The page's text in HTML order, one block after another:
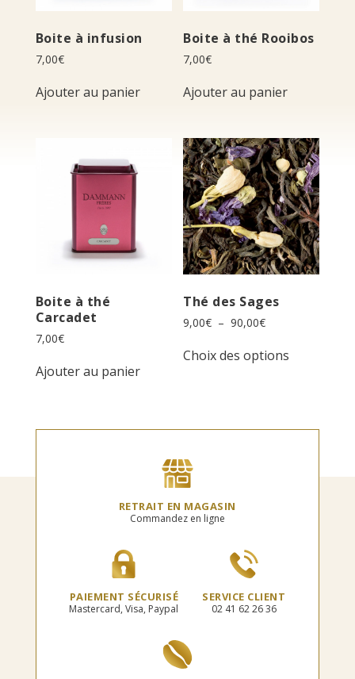
Boite à infusion
7,00€
Ajouter au panier
Boite à thé Rooibos
7,00€
Ajouter au panier
Boite à thé
Carcadet
7,00€
Ajouter au panier
Thé des Sages
9,00€ – 90,00€Plage
prix :
9,00€
Choix des options
RETRAIT EN MAGASIN
Commandez en ligne
PAIEMENT SÉCURISÉ
Mastercard, Visa, Paypal
SERVICE CLIENT
02 41 62 26 36